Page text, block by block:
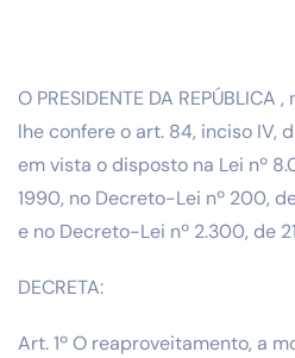
O PRESIDENTE DA
lhe confere o art. 84, inciso IV,
em vista o disposto na Lei nº
1990, no Decreto-Lei nº 200,
e no Decreto-Lei nº 2.300, de
DECRETA:
Art. 1º O reaproveitamento, a